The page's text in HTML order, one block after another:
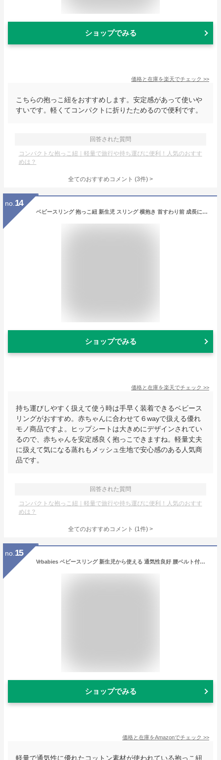
ショップでみる
価格と在庫を楽天でチェック >>
こちらの抱っこ紐をおすすめします。安定感があって使いや
すいです。軽くてコンパクトに折りたためるので便利です。
回答された質問
コンパクトな抱っこ紐｜軽量で旅行や持ち運びに便利！人気のおすす
めは？
全てのおすすめコメント (3件) >
no. 14
ベビースリング 抱っこ紐 新生児 スリング 横抱き 首すわり前 成長に合わせて使える6WAY 抱っこひも 人気 抱っこ紐 通気性 洗える おしゃれ スリング 20kgまで 軽量 出産祝い 子供 パパママ 男女兼用 赤ちゃん 0~4歳
ショップでみる
価格と在庫を楽天でチェック >>
持ち運びしやすく扱えて使う時は手早く装着できるベビース
リングがおすすめ。赤ちゃんに合わせて６wayで扱える優れ
モノ商品ですよ。ヒップシートは大きめにデザインされてい
るので、赤ちゃんを安定感良く抱っこできますね。軽量丈夫
に扱えて気になる蒸れもメッシュ生地で安心感のある人気商
品です。
回答された質問
コンパクトな抱っこ紐｜軽量で旅行や持ち運びに便利！人気のおすす
めは？
全てのおすすめコメント (1件) >
no. 15
Vrbabies ベビースリング 新生児から使える 通気性良好 腰ベルト付き 軽量設計 両親用 対面抱っこ 前向き抱っこ おんぶ可能 横向き抱っこ対応 出産内祝いにも(ブラック)
ショップでみる
価格と在庫をAmazonでチェック >>
軽量で通気性に優れたコットン素材が使われている抱っこ紐